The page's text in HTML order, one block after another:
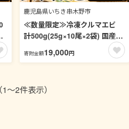
鹿児島県いちき串木野市
≪数量限定≫冷凍クルマエビ
計500g(25g×10尾×2袋) 国産
九州産 鹿児島 特産品 特産 車海
老 くるまえび 活き車えび 車え
ライ 天ぷら 刺身 お刺身 冷凍
寄附金額19,000円
（1～2件表示）